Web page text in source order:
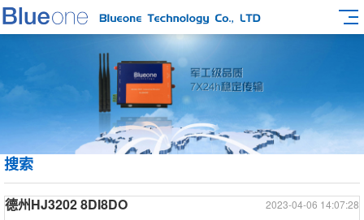
搜索
2023-04-06 14:07:28
德州HJ3202 8DI8DO